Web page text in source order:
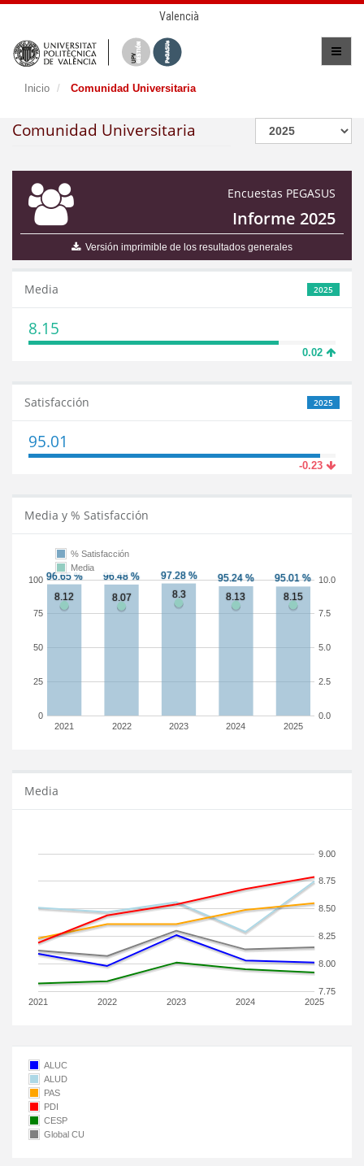
Valencià
Inicio Comunidad Universitaria
Comunidad Universitaria
Encuestas PEGASUS
Informe 2025
Versión imprimible de los resultados generales
2025
Media
8.15
0.02
2025
Satisfacción
95.01
-0.23
Media y % Satisfacción
2021 2022 2023 2024 2025
0
25
50
75
100
0.0
2.5
5.0
7.5
10.0
% Satisfacción
Media
Media
2021 2022 2023 2024 2025
7.75
8.00
8.25
8.50
8.75
9.00
ALUC
ALUD
PAS
PDI
CESP
Global CU